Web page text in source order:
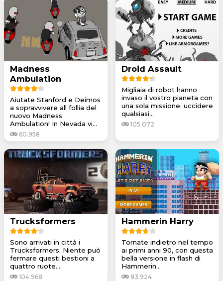
Madness
Ambulation
Aiutate Stanford e Deimos
a sopravvivere all follia del
nuovo Madness
Ambulation! In Nevada vi...
60.958
Droid Assault
Migliaia di robot hanno
invaso il vostro pianeta con
una sola missione: uccidere
qualsiasi...
105.072
Trucksformers
Sono arrivati in città i
Trucksformers. Niente può
fermare questi bestioni a
quattro ruote...
104.968
Hammerin Harry
Tornate indietro nel tempo
ai primi anni 90, con questa
bella versione in flash di
Hammerin...
83.924